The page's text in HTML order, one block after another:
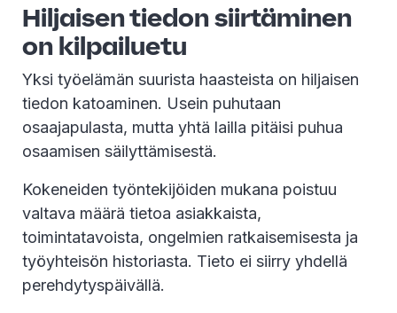
Hiljaisen tiedon siirtäminen
on kilpailuetu
Yksi työelämän suurista haasteista on hiljaisen
tiedon katoaminen. Usein puhutaan
osaajapulasta, mutta yhtä lailla pitäisi puhua
osaamisen säilyttämisestä.
Kokeneiden työntekijöiden mukana poistuu
valtava määrä tietoa asiakkaista,
toimintatavoista, ongelmien ratkaisemisesta ja
työyhteisön historiasta. Tieto ei siirry yhdellä
perehdytyspäivällä.